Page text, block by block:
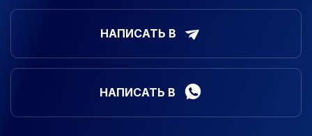
НАПИСАТЬ В
НАПИСАТЬ В